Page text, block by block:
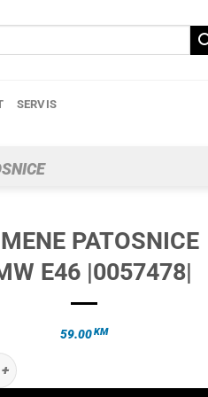
SERVIS
PATOSNICE
E46 |0057478|
59.00KM
BMW E46 |0057478| količina